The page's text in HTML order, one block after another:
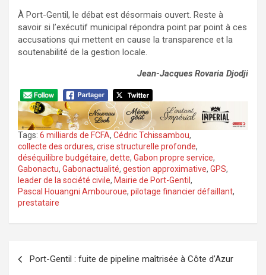
À Port-Gentil, le débat est désormais ouvert. Reste à
savoir si l’exécutif municipal répondra point par point à ces
accusations qui mettent en cause la transparence et la
soutenabilité de la gestion locale.
Jean-Jacques Rovaria Djodji
Tags: 6 milliards de FCFA, Cédric Tchissambou,
collecte des ordures, crise structurelle profonde,
déséquilibre budgétaire, dette, Gabon propre service,
Gabonactu, Gabonactualité, gestion approximative, GPS,
leader de la société civile, Mairie de Port-Gentil ,
Pascal Houangni Ambouroue, pilotage financier défaillant,
prestataire
de
Port-Gentil : fuite de pipeline maîtrisée à Côte d’Azur